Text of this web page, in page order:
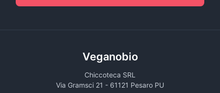
Veganobio
Chiccoteca SRL
Via Gramsci 21 - 61121 Pesaro PU